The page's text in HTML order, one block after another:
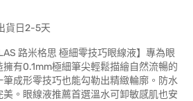
貨日2-5天
路米格思 極細零技巧眼線液】專為眼
有0.1mm極細筆尖輕鬆描繪自然流暢的
筆成形零技巧也能勾勒出精緻輪廓。防水
。眼線液推薦首選溫水可卸敏感肌也安